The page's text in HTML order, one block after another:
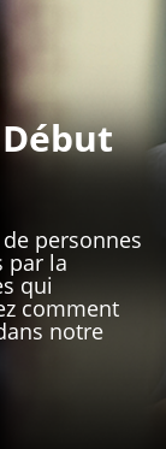
personnes
par la
qui
comment
notre